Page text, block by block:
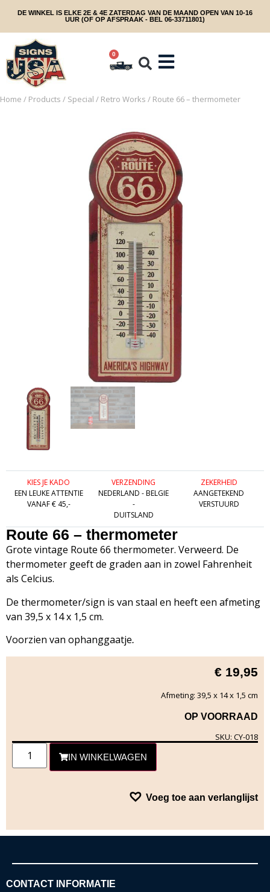
DE WINKEL IS ELKE 2E & 4E ZATERDAG VAN DE MAAND OPEN VAN 10-16
UUR (OF OP AFSPRAAK - BEL 06-33711801)
0
Home / Products / Special / Retro Works / Route 66 – thermometer
KIES JE KADO
EEN LEUKE ATTENTIE
VANAF € 45,-
VERZENDING
NEDERLAND - BELGIE
-
DUITSLAND
ZEKERHEID
AANGETEKEND
VERSTUURD
Route 66 – thermometer
Grote vintage Route 66 thermometer. Verweerd. De
thermometer geeft de graden aan in zowel Fahrenheit
als Celcius.
De thermometer/sign is van staal en heeft een afmeting
van 39,5 x 14 x 1,5 cm.
Voorzien van ophanggaatje.
€ 19,95
Afmeting: 39,5 x 14 x 1,5 cm
OP VOORRAAD
SKU: CY-018
IN WINKELWAGEN
Voeg toe aan verlanglijst
CONTACT INFORMATIE